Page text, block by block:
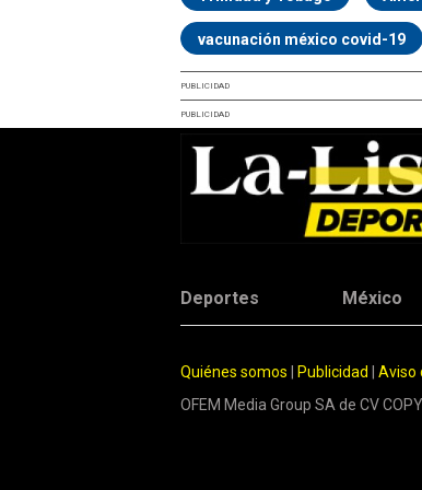
vacunación méxico covid-19
PUBLICIDAD
PUBLICIDAD
Deportes México
Quiénes somos Publicidad Aviso
OFEM Media Group SA de CV